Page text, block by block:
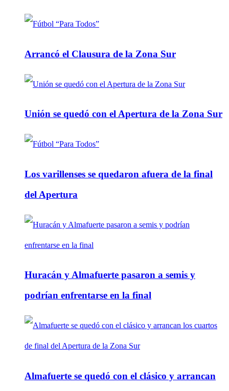
Arrancó el Clausura de la Zona Sur
Unión se quedó con el Apertura de la Zona Sur
Los varillenses se quedaron afuera de la final
del Apertura
Huracán y Almafuerte pasaron a semis y
podrían enfrentarse en la final
Almafuerte se quedó con el clásico y arrancan